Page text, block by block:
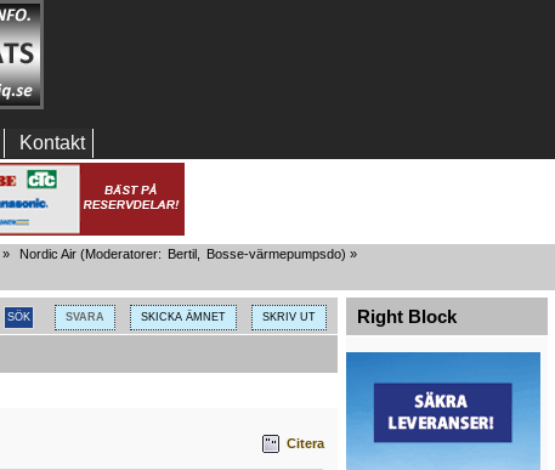
Kontakt
» Nordic Air(Moderatorer: Bertil, Bosse-värmepumpsdo) »
SVARA SKICKA ÄMNET SKRIV UT
Citera
Right Block